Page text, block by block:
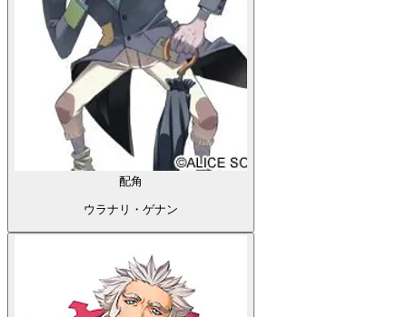
配角
ウラナリ・ゲナン